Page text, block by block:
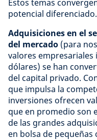
Estos temas
potencial diferenciado.
Adquisiciones en el
del mercado (para
valores empresariales
dólares) se han
del capital privado.
que impulsa la
inversiones ofrecen
que en promedio son
de las grandes
en bolsa de pequeñas